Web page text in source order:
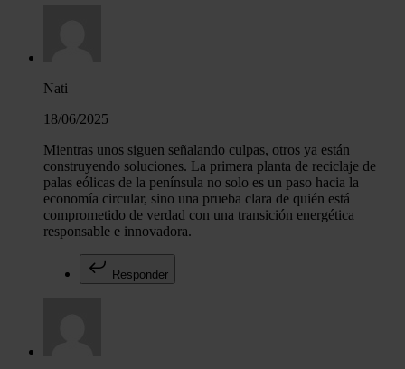
Nati
18/06/2025
Mientras unos siguen señalando culpas, otros ya están
construyendo soluciones. La primera planta de reciclaje de
palas eólicas de la península no solo es un paso hacia la
economía circular, sino una prueba clara de quién está
comprometido de verdad con una transición energética
responsable e innovadora.
Responder